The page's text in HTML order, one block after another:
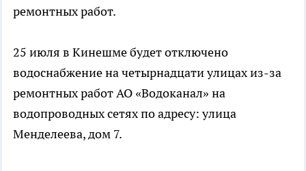
ремонтных работ.
25 июля в Кинешме будет отключено
водоснабжение на четырнадцати улицах из-за
ремонтных работ АО «Водоканал» на
водопроводных сетях по адресу: улица
Менделеева, дом 7.